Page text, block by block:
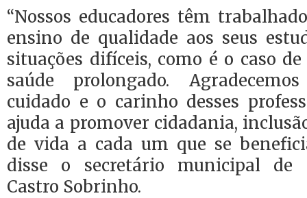
“Nossos educadores têm
ensino de qualidade aos seus
situações difíceis, como é o caso
saúde prolongado.
cuidado e o carinho desses
ajuda a promover cidadania,
de vida a cada um que se
disse o secretário municipal de
Castro Sobrinho.